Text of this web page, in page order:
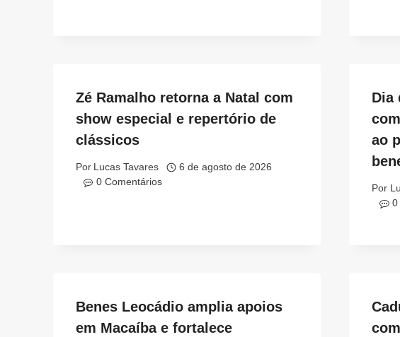
Zé Ramalho retorna a Natal com
show especial e repertório de
clássicos
Por Lucas Tavares
6 de agosto de 2026
0 Comentários
Dia
ao
Por
0
Benes Leocádio amplia apoios
em Macaíba e fortalece